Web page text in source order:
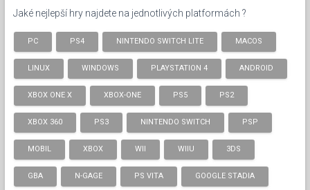
Jaké nejlepší hry najdete na jednotlivých platformách ?
PC PS4 NINTENDO SWITCH LITE MACOS
LINUX WINDOWS PLAYSTATION 4 ANDROID
XBOX ONE X XBOX-ONE PS5 PS2
XBOX 360 PS3 NINTENDO SWITCH PSP
MOBIL XBOX WII WIIU 3DS
GBA N-GAGE PS VITA GOOGLE STADIA